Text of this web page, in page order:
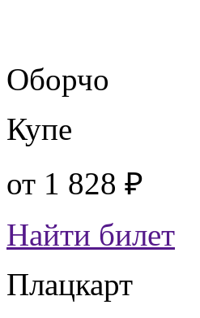
Оборчо
Купе
от 1 828 ₽
Найти билет
Плацкарт